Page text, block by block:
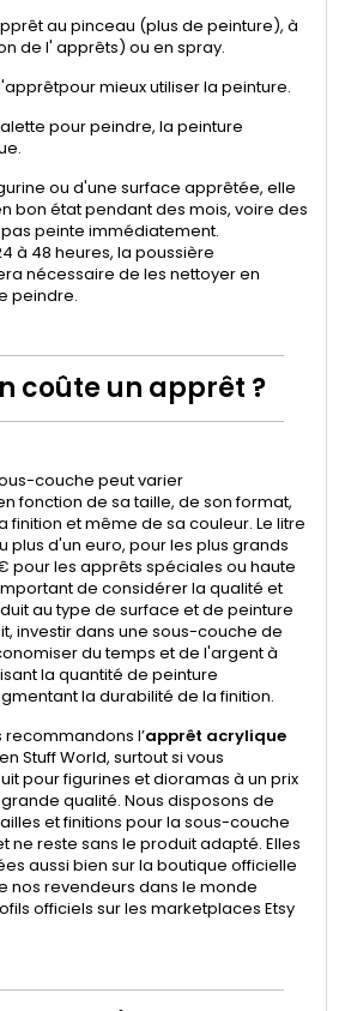
au pinceau (plus de peinture), à
de l' apprêts) ou en spray.
mieux utiliser la peinture.
pour peindre, la peinture
ou d'une surface apprêtée, elle
bon état pendant des mois, voire des
peinte immédiatement.
à 48 heures, la poussière
nécessaire de les nettoyer en
peindre.
coûte un apprêt ?
couche peut varier
fonction de sa taille, de son format,
finition et même de sa couleur. Le litre
plus d'un euro, pour les plus grands
pour les apprêts spéciales ou haute
de considérer la qualité et
au type de surface et de peinture
investir dans une sous-couche de
du temps et de l'argent à
la quantité de peinture
la durabilité de la finition.
l’apprêt acrylique
Stuff World, surtout si vous
pour figurines et dioramas à un prix
qualité. Nous disposons de
et finitions pour la sous-couche
ne reste sans le produit adapté. Elles
aussi bien sur la boutique officielle
nos revendeurs dans le monde
officiels sur les marketplaces Etsy